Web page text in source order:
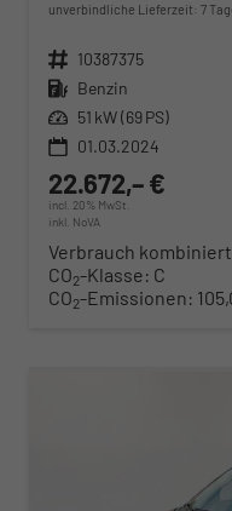
unverbindliche Lieferzeit: 7
Fahrzeugnr. 10387375
Kraftstoff Benzin
Leistung 51 kW (69 PS)
01.03.2024
22.672,– €
incl. 20% MwSt.
inkl. NoVA
Verbrauch
CO2-Klasse: C
CO2-Emissionen: